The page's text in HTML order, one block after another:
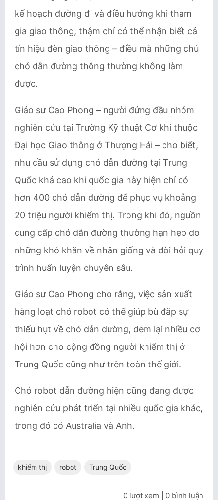
kế hoạch đường đi và điều hướng khi tham
gia giao thông, thậm chí có thể nhận biết cả
tín hiệu đèn giao thông – điều mà những chú
chó dẫn đường thông thường không làm
được.
Giáo sư Cao Phong – người đứng đầu nhóm
nghiên cứu tại Trường Kỹ thuật Cơ khí thuộc
Đại học Giao thông ở Thượng Hải – cho biết,
nhu cầu sử dụng chó dẫn đường tại Trung
Quốc khá cao khi quốc gia này hiện chỉ có
hơn 400 chó dẫn đường để phục vụ khoảng
20 triệu người khiếm thị. Trong khi đó, nguồn
cung cấp chó dẫn đường thường hạn hẹp do
những khó khăn về nhân giống và đòi hỏi quy
trình huấn luyện chuyên sâu.
Giáo sư Cao Phong cho rằng, việc sản xuất
hàng loạt chó robot có thể giúp bù đắp sự
thiếu hụt về chó dẫn đường, đem lại nhiều cơ
hội hơn cho cộng đồng người khiếm thị ở
Trung Quốc cũng như trên toàn thế giới.
Chó robot dẫn đường hiện cũng đang được
nghiên cứu phát triển tại nhiều quốc gia khác,
trong đó có Australia và Anh.
khiếm thị robot Trung Quốc
0 lượt xem | 0 bình luận